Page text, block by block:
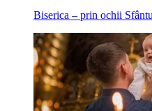
Biserica – prin ochii